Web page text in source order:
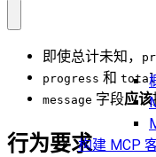
构建 MCP
即使总计未知，
progress 和 total
message 字段应该
行为要求